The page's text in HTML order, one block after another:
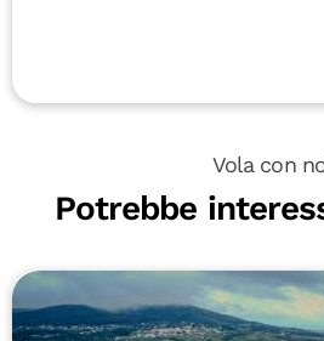
Vola con
Potrebbe